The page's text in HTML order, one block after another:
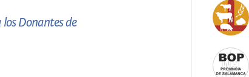
Donantes de